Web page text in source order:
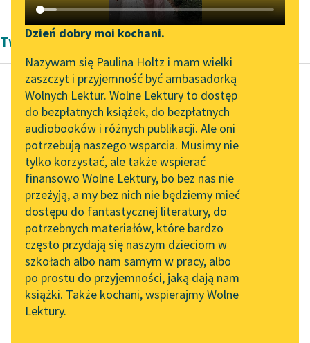
Katalog DAISY
Podkasty o książkach
Zgłoś brak utworu
Aktualności
Spotkanie z Katarzyną
Tunkiel w Oslo
Wolne Lektury na 32.
Pol’and’Rock Festivalu
„Kochanek Lady
Chatterley” do słuchania
na Wolnych Lekturach
Nowy audiobook –
„Marzenie o Oriencie”
Sophie Elkan
Kolekcja Nadwyraz.com x
Wolne Lektury – idealna na
Narzędzia
Mapa Wolnych Lektur
Leśmianator
Przewodnik dla piszących i
czytających
API
OAI-PMH
Widget Wolnych Lektur
Przypisy
Dzień dobry moi kochani.
Nazywam się Paulina Holtz i mam wielki
zaszczyt i przyjemność być ambasadorką
Wolnych Lektur. Wolne Lektury to dostęp
do bezpłatnych książek, do bezpłatnych
audiobooków i różnych publikacji. Ale oni
potrzebują naszego wsparcia. Musimy nie
tylko korzystać, ale także wspierać
finansowo Wolne Lektury, bo bez nas nie
przeżyją, a my bez nich nie będziemy mieć
dostępu do fantastycznej literatury, do
potrzebnych materiałów, które bardzo
często przydają się naszym dzieciom w
szkołach albo nam samym w pracy, albo
po prostu do przyjemności, jaką dają nam
książki. Także kochani, wspierajmy Wolne
Lektury.
Twórczość Jan Kochanowski
Jan Kochanowski
Pieśń V (Wieczna
sromota i
nienagrodzona...)
Niewierny Turczyn
zapuścił swoje,
Którzy zagnali piękne
łanie twoje
Z dziećmi pospołu a
nie...